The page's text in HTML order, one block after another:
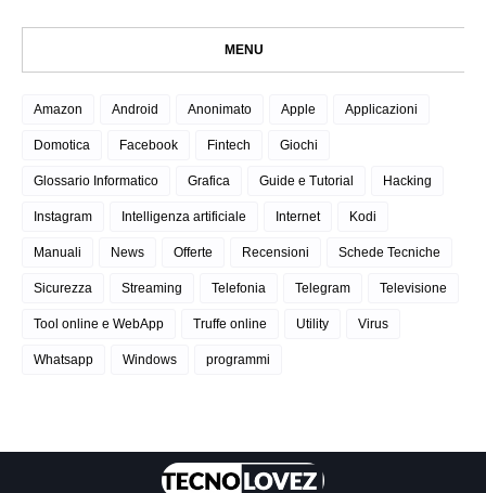
MENU
Amazon Android Anonimato Apple Applicazioni
Domotica Facebook Fintech Giochi
Glossario Informatico Grafica Guide e Tutorial Hacking
Instagram Intelligenza artificiale Internet Kodi
Manuali News Offerte Recensioni Schede Tecniche
Sicurezza Streaming Telefonia Telegram Televisione
Tool online e WebApp Truffe online Utility Virus
Whatsapp Windows programmi